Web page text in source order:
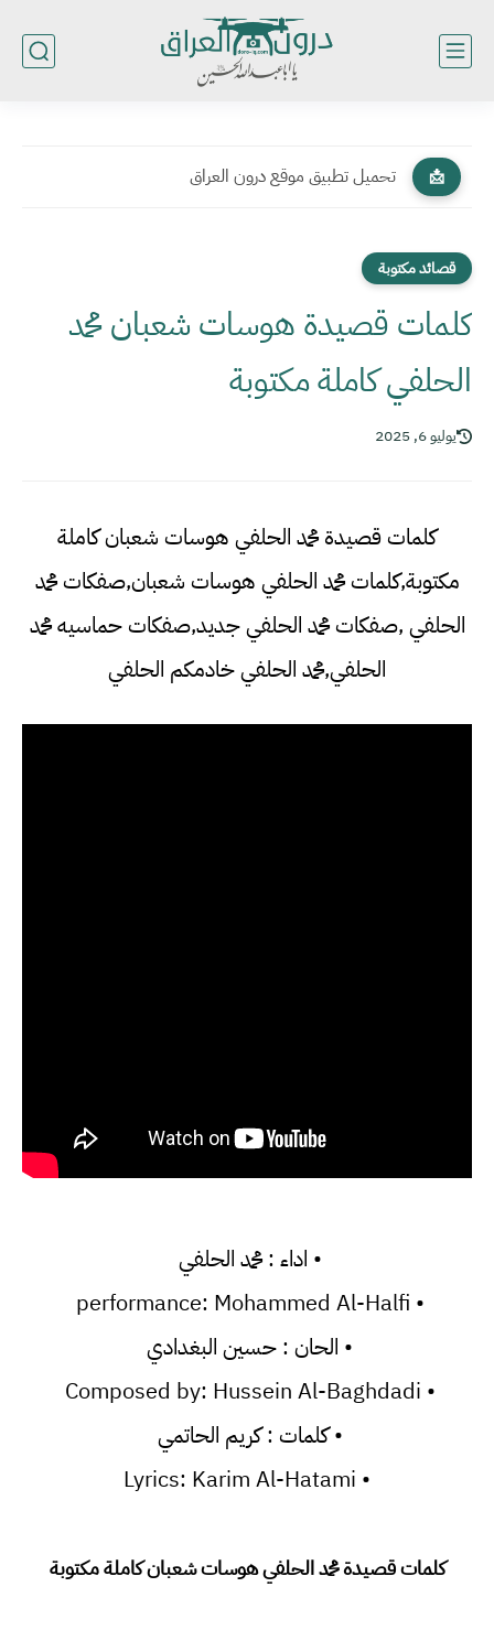
📩 تحميل تطبيق موقع درون العراق
قصائد مكتوبة
كلمات قصيدة هوسات شعبان محمد
الحلفي كاملة مكتوبة
يوليو 6, 2025
كلمات قصيدة محمد الحلفي هوسات شعبان كاملة
مكتوبة,كلمات محمد الحلفي هوسات شعبان,صفكات محمد
الحلفي ,صفكات محمد الحلفي جديد,صفكات حماسيه محمد
الحلفي,محمد الحلفي خادمكم الحلفي
• اداء : محمد الحلفي
• performance: Mohammed Al-Halfi
• الحان : حسين البغدادي
• Composed by: Hussein Al-Baghdadi
• كلمات : كريم الحاتمي
• Lyrics: Karim Al-Hatami
كلمات قصيدة محمد الحلفي هوسات شعبان كاملة مكتوبة